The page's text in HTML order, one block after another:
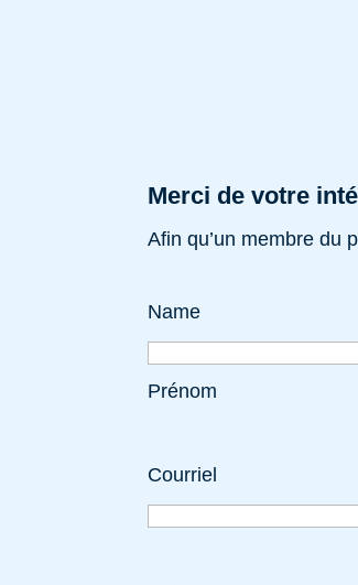
Merci de votre
Afin qu’un membre du
Name
Prénom
Courriel